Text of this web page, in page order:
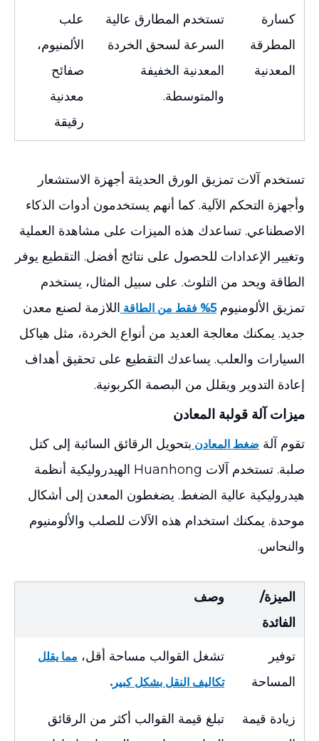
كسارة
المطرقة
المعدنية
تستخدم المطارق عالية
السرعة لسحق الخردة
المعدنية الخفيفة
والمتوسطة.
علب
الألمنيوم،
صفائح
معدنية
رقيقة
تستخدم آلات تمزيق الورق الحديثة أجهزة الاستشعار
وأجهزة التحكم الآلية. كما أنهم يستخدمون أدوات الذكاء
الاصطناعي. تساعدك هذه الميزات على مشاهدة العملية
وتغيير الإعدادات للحصول على نتائج أفضل. التقطيع يوفر
الطاقة ويحد من التلوث. على سبيل المثال، يستخدم
تمزيق الألومنيوم5% فقط من الطاقة
اللازمة لصنع معدن
جديد. يمكنك معالجة العديد من أنواع الخردة، مثل هياكل
السيارات والعلب. يساعدك التقطيع على تحقيق أهداف
إعادة التدوير ويقلل من البصمة الكربونية.
ميزات آلة قولبة المعادن
تقوم آلة ضغط المعادن بتحويل الرقائق السائبة إلى كتل
صلبة. تستخدم آلات Huanhong الهيدروليكية أنظمة
هيدروليكية عالية الضغط. يضغطون المعدن إلى أشكال
موحدة. يمكنك استخدام هذه الآلات للصلب والألومنيوم
والنحاس.
الميزة/
الفائدة
وصف
توفير
المساحة
تشغل القوالب مساحة أقل، مما يقلل
تكاليف النقل بشكل كبير .
زيادة قيمة
تبلغ قيمة القوالب أكثر من الرقائق